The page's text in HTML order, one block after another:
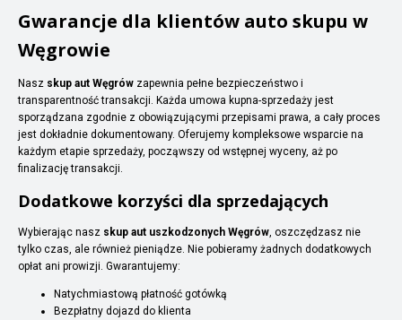
Gwarancje dla klientów auto skupu w
Węgrowie
Nasz skup aut Węgrów zapewnia pełne bezpieczeństwo i
transparentność transakcji. Każda umowa kupna-sprzedaży jest
sporządzana zgodnie z obowiązującymi przepisami prawa, a cały proces
jest dokładnie dokumentowany. Oferujemy kompleksowe wsparcie na
każdym etapie sprzedaży, począwszy od wstępnej wyceny, aż po
finalizację transakcji.
Dodatkowe korzyści dla sprzedających
Wybierając nasz skup aut uszkodzonych Węgrów, oszczędzasz nie
tylko czas, ale również pieniądze. Nie pobieramy żadnych dodatkowych
opłat ani prowizji. Gwarantujemy:
Natychmiastową płatność gotówką
Bezpłatny dojazd do klienta